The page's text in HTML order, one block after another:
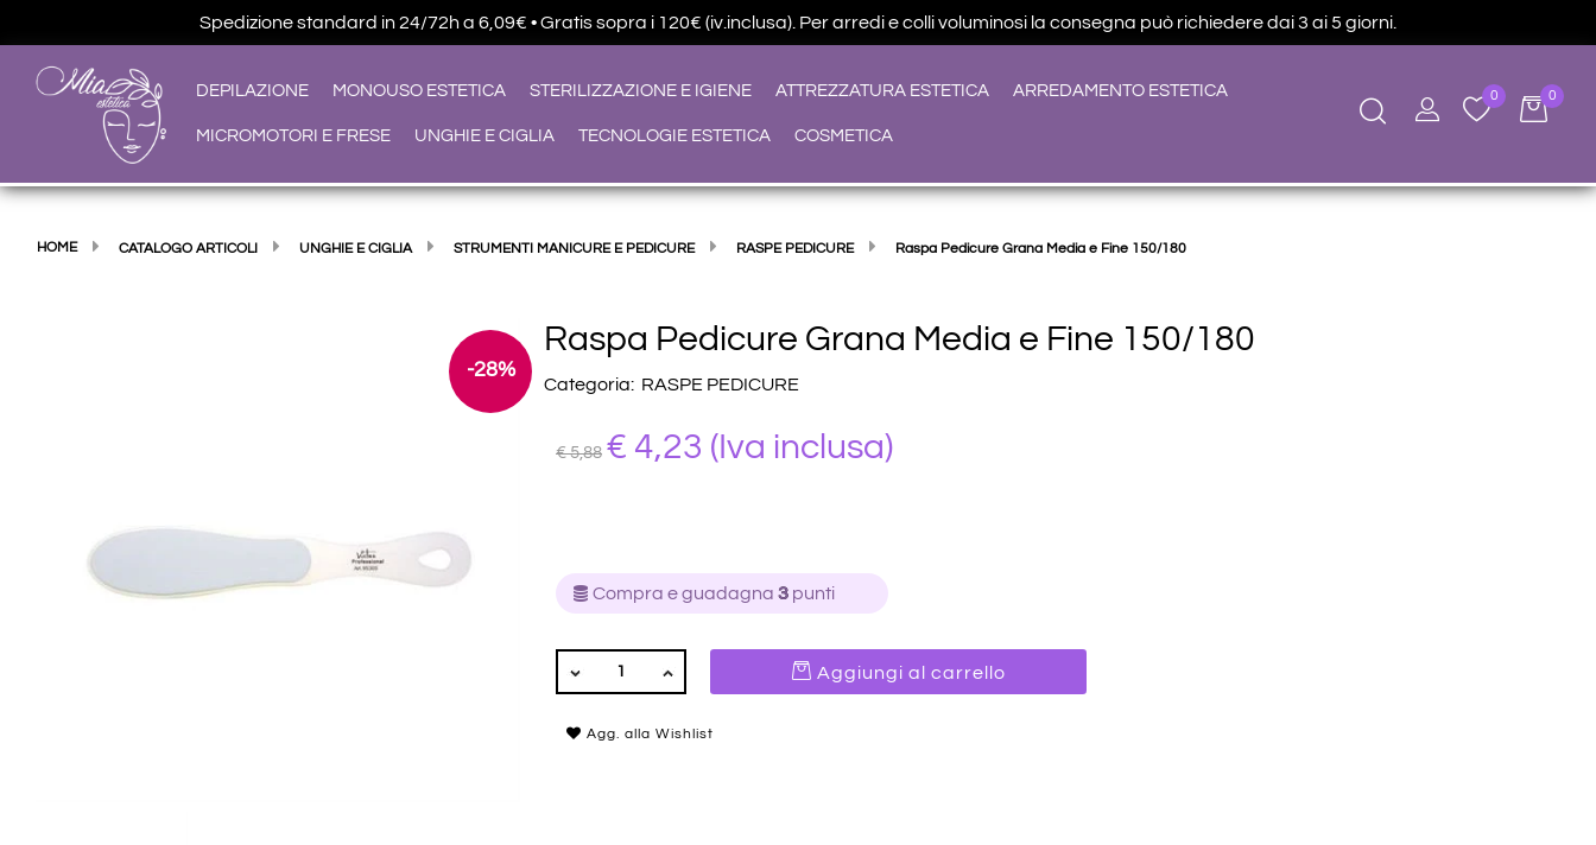
Spedizione standard in 24/72h a 6,09€ • Gratis sopra i 120€ (iv.inclusa). Per arredi e colli voluminosi la consegna può richiedere dai 3 ai 5 giorni.
DEPILAZIONE MONOUSO ESTETICA STERILIZZAZIONE E IGIENE ATTREZZATURA ESTETICA ARREDAMENTO ESTETICA
MICROMOTORI E FRESE UNGHIE E CIGLIA TECNOLOGIE ESTETICA COSMETICA
0 0
HOME CATALOGO ARTICOLI UNGHIE E CIGLIA STRUMENTI MANICURE E PEDICURE RASPE PEDICURE Raspa Pedicure Grana Media e Fine 150/180
-28%
Raspa Pedicure Grana Media e Fine 150/180
Categoria: RASPE PEDICURE
€ 5,88 € 4,23 (Iva inclusa)
Compra e guadagna 3 punti
QUANTITÀ
Aggiungi al carrello
Agg. alla Wishlist